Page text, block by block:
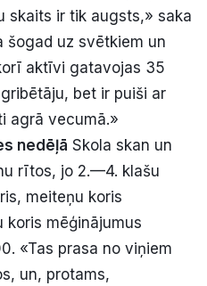
skaits ir tik augsts,» saka
šogad uz svētkiem un
aktīvi gatavojas 35
bet ir puiši ar
agrā vecumā.»
nedēļā Skola skan un
rītos, jo 2.—4. klašu
meiteņu koris
koris mēģinājumus
«Tas prasa no viņiem
un, protams,